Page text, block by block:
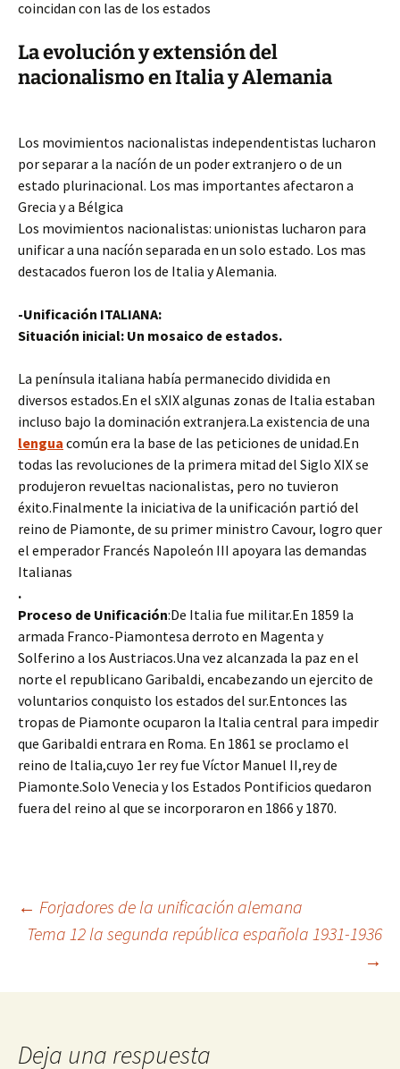
coincidan con las de los estados
La evolución y extensión del
nacionalismo en Italia y Alemania
Los movimientos nacionalistas independentistas lucharon
por separar a la nacíón de un poder extranjero o de un
estado plurinacional. Los mas importantes afectaron a
Grecia y a Bélgica
Los movimientos nacionalistas: unionistas lucharon para
unificar a una nacíón separada en un solo estado. Los mas
destacados fueron los de Italia y Alemania.
-Unificación ITALIANA:
Situación inicial: Un mosaico de estados.
La península italiana había permanecido dividida en
diversos estados.En el sXIX algunas zonas de Italia estaban
incluso bajo la dominación extranjera.La existencia de una
lengua común era la base de las peticiones de unidad.En
todas las revoluciones de la primera mitad del Siglo XIX se
produjeron revueltas nacionalistas, pero no tuvieron
éxito.Finalmente la iniciativa de la unificación partió del
reino de Piamonte, de su primer ministro Cavour, logro quer
el emperador Francés Napoleón III apoyara las demandas
Italianas
.
Proceso de Unificación:De Italia fue militar.En 1859 la
armada Franco-Piamontesa derroto en Magenta y
Solferino a los Austriacos.Una vez alcanzada la paz en el
norte el republicano Garibaldi, encabezando un ejercito de
voluntarios conquisto los estados del sur.Entonces las
tropas de Piamonte ocuparon la Italia central para impedir
que Garibaldi entrara en Roma. En 1861 se proclamo el
reino de Italia,cuyo 1er rey fue Víctor Manuel II,rey de
Piamonte.Solo Venecia y los Estados Pontificios quedaron
fuera del reino al que se incorporaron en 1866 y 1870.
Navegación
← Forjadores de la unificación alemana
Tema 12 la segunda república española 1931-1936
→
Deja una respuesta